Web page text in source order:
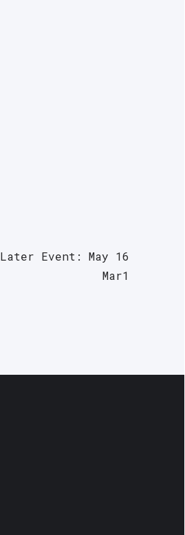
Later Event: May 16
Mar1